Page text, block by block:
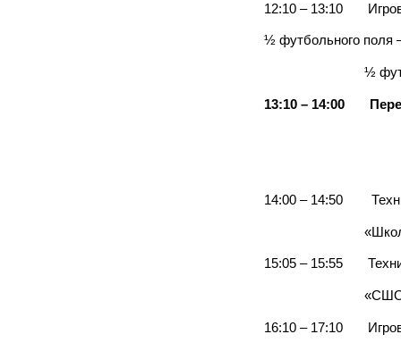
12:10 – 13:10
½ футбольного поля
½ футбольного
13:10 – 14:00
14:00 – 14:50
«Школа №25»,
15:05 – 15:55
«СШОР»,
16:10 – 17:10